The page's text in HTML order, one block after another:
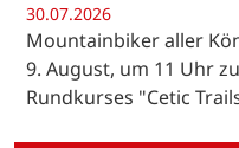
30.07.2026
Mountainbiker aller
9. August, um 11 Uhr
Rundkurses "Cetic